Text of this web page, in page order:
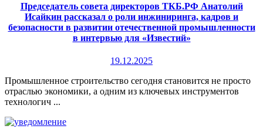
Председатель совета директоров ТКБ.РФ Анатолий
Исайкин рассказал о роли инжиниринга, кадров и
безопасности в развитии отечественной промышленности
в интервью для «Известий»
19.12.2025
Промышленное строительство сегодня становится не просто
отраслью экономики, а одним из ключевых инструментов
технологич ...